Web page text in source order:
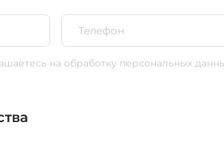
на обработку персональных